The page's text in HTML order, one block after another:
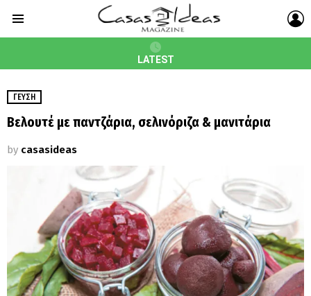
LATEST
ΓΕΎΣΗ
Βελουτέ με παντζάρια, σελινόριζα & μανιτάρια
by casasideas